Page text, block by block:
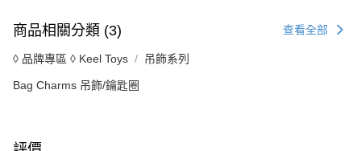
商品相關分類 (3) 查看全部
◊ 品牌專區 ◊ Keel Toys 吊飾系列
Bag Charms 吊飾/鑰匙圈